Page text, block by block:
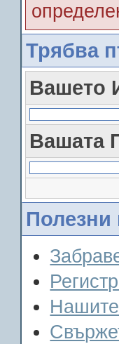
Трябва
Вашето
Вашата
Полезни